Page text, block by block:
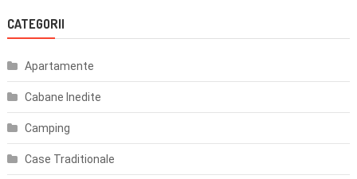
CATEGORII
Apartamente
Cabane Inedite
Camping
Case Traditionale